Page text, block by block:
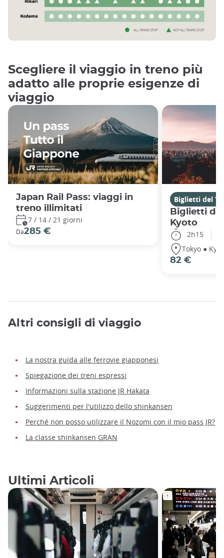
Scegliere il viaggio in treno più
adatto alle proprie esigenze di
viaggio
Japan Rail Pass: viaggi in
treno illimitati
7 / 14 / 21 giorni
Da285 €
Biglietti del
Biglietti
Kyoto
2h15
Tokyo ●
82 €
Altri consigli di viaggio
La nostra guida alle ferrovie giapponesi
Spiegazione dei treni espressi
Informazioni sulla stazione JR Hakata
Suggerimenti per l'utilizzo dello shinkansen
Perché non posso utilizzare il Nozomi con il mio pass JR?
La classe shinkansen GRAN
Ultimi Articoli